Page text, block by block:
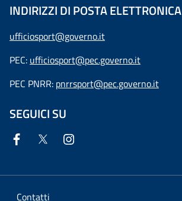
INDIRIZZI DI POSTA ELETTRONICA
ufficiosport@governo.it
PEC: ufficiosport@pec.governo.it
PEC PNRR: pnrrsport@pec.governo.it
SEGUICI SU
Contatti